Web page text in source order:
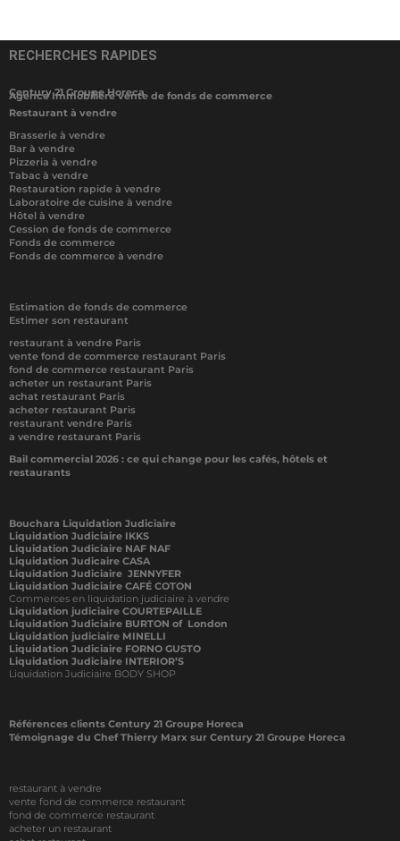
RECHERCHES RAPIDES
Century 21 Groupe Horeca
Agence Immobilière vente de fonds de commerce
Restaurant à vendre
Brasserie à vendre
Bar à vendre
Pizzeria à vendre
Tabac à vendre
Restauration rapide à vendre
Laboratoire de cuisine à vendre
Hôtel à vendre
Cession de fonds de commerce
Fonds de commerce
Fonds de commerce à vendre
Estimation de fonds de commerce
Estimer son restaurant
restaurant à vendre Paris
vente fond de commerce restaurant Paris
fond de commerce restaurant Paris
acheter un restaurant Paris
achat restaurant Paris
acheter restaurant Paris
restaurant vendre Paris
a vendre restaurant Paris
Bail commercial 2026 : ce qui change pour les cafés, hôtels et
restaurants
Bouchara Liquidation Judiciaire
Liquidation Judiciaire IKKS
Liquidation Judiciaire NAF NAF
Liquidation Judicaire CASA
Liquidation Judiciaire JENNYFER
Liquidation Judiciaire CAFÉ COTON
Commerces en liquidation judiciaire à vendre
Liquidation judiciaire COURTEPAILLE
Liquidation Judiciaire BURTON of London
Liquidation judiciaire MINELLI
Liquidation Judiciaire FORNO GUSTO
Liquidation Judiciaire INTERIOR’S
Liquidation Judiciaire BODY SHOP
Références clients Century 21 Groupe Horeca
Témoignage du Chef Thierry Marx sur Century 21 Groupe Horeca
restaurant à vendre
vente fond de commerce restaurant
fond de commerce restaurant
acheter un restaurant